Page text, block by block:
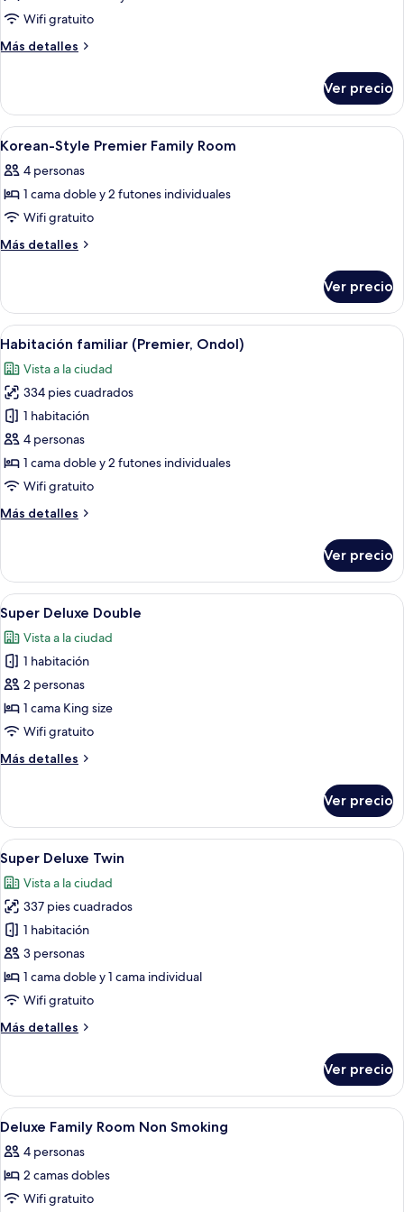
패
리
윈)
matrimoniales
(디
럭
밀
트
윈)
de
Deluxe
(non-
smoking)
Wifi gratuito
Más detalles
Más
Twin
Room
(non-
Ver precio
Abrir
todas
las
fotos
de
Korean-
Family
Room
Ropa de cama de alta calidad y
4
Korean-Style Premier Family Room
4 personas
1 cama doble y 2 futones individuales
Wifi gratuito
Más detalles
Más
Style
Premier
Family
Ver precio
Abrir
todas
las
fotos
de
Habitación
familiar
(Premier,
Ondol)
Ropa de cama de alta calidad y
6
Habitación familiar (Premier, Ondol)
Vista a la ciudad
334 pies cuadrados
1 habitación
4 personas
1 cama doble y 2 futones individuales
Wifi gratuito
Más detalles
Más
familiar
(Premier,
Ondol)
Ver precio
Abrir
todas
las
fotos
de
Super
Deluxe
Una habitación de hotel con una
4
Super Deluxe Double
Vista a la ciudad
1 habitación
2 personas
1 cama King size
Wifi gratuito
Más detalles
Más
Deluxe
Double
Ver precio
Abrir
todas
las
fotos
de
Super
Deluxe
Twin
Habitación de hotel con dos camas,
4
Super Deluxe Twin
Vista a la ciudad
337 pies cuadrados
1 habitación
3 personas
1 cama doble y 1 cama individual
Wifi gratuito
Más detalles
Más
Deluxe
Twin
Ver precio
Abrir
todas
las
fotos
de
Ropa de cama de alta calidad y
7
Deluxe Family Room Non Smoking
4 personas
2 camas dobles
Wifi gratuito